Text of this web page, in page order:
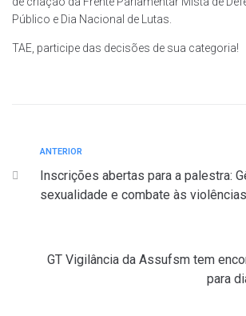
Público e Dia Nacional de Lutas.
TAE, participe das decisões de sua categoria!
ANTERIOR
Inscrições abertas para a palestra:
sexualidade e combate às violências
GT Vigilância da Assufsm tem
para